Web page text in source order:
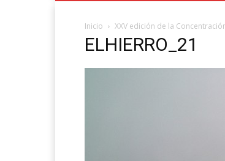
Inicio XXV edición de la
ELHIERRO_21